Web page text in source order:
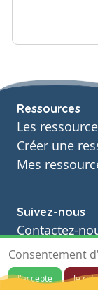
Ressources
Les
Créer une
Mes
Suivez-nous
Contactez-
Soutien
Notre page
Consentement
J'accepte Je